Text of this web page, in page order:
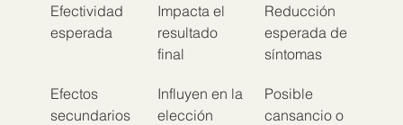
Efectividad
esperada
Impacta el
resultado
final
Reducción
esperada de
síntomas
Efectos
secundarios
Influyen en la
elección
Posible
cansancio o